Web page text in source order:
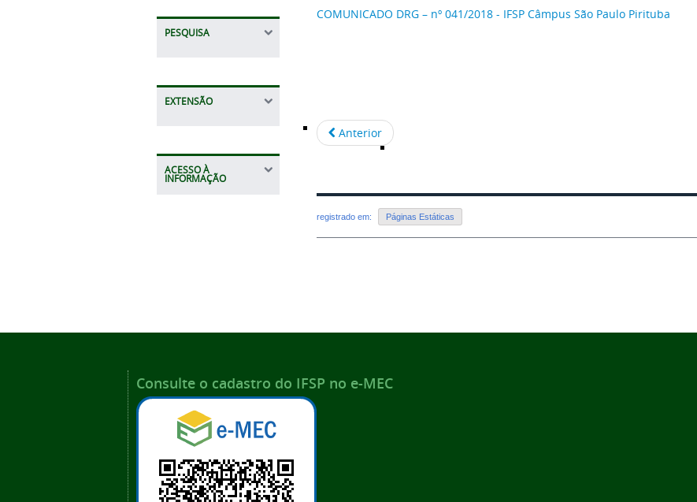
PESQUISA
EXTENSÃO
ACESSO À
INFORMAÇÃO
COMUNICADO DRG – nº 041/2018 - IFSP Câmpus São Paulo Pirituba
Anterior
registrado em: Páginas Estáticas
Consulte o cadastro do IFSP no e-MEC